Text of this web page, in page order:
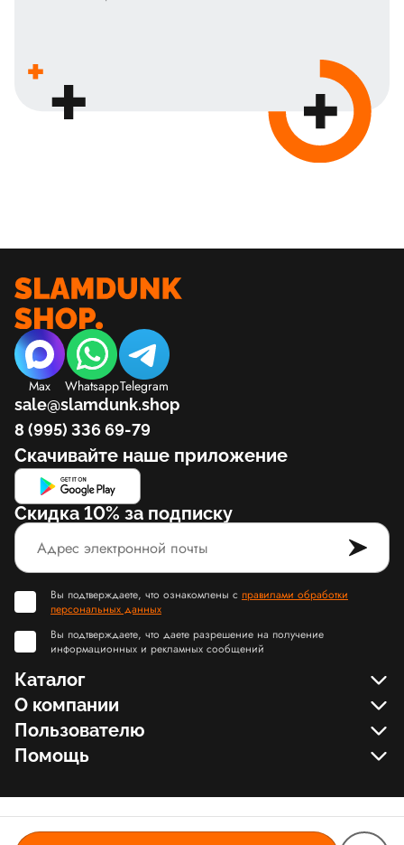
Max WhatsappTelegram
sale@slamdunk.shop
8 (995) 336 69-79
Скачивайте наше приложение
Скидка 10% за подписку
Вы подтверждаете, что ознакомлены с правилами обработки
персональных данных
Вы подтверждаете, что даете разрешение на получение
информационных и рекламных сообщений
Каталог
О компании
Пользователю
Помощь